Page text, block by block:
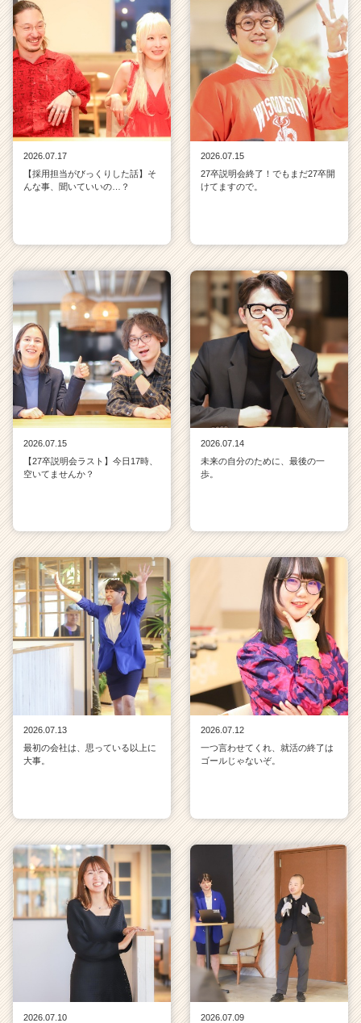
2026.07.17
【採用担当がびっくりした話】そ
んな事、聞いていいの…？
2026.07.15
27卒説明会終了！でもまだ27卒開
けてますので。
2026.07.15
【27卒説明会ラスト】今日17時、
空いてませんか？
2026.07.14
未来の自分のために、最後の一
歩。
2026.07.13
最初の会社は、思っている以上に
大事。
2026.07.12
一つ言わせてくれ、就活の終了は
ゴールじゃないぞ。
2026.07.10
2026.07.09